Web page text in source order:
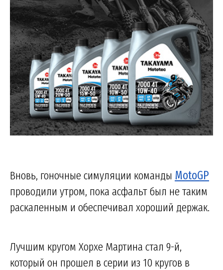
Вновь, гоночные симуляции команды MotoGP
проводили утром, пока асфальт был не таким
раскаленным и обеспечивал хороший держак.
Лучшим кругом Хорхе Мартина стал 9-й,
который он прошел в серии из 10 кругов в